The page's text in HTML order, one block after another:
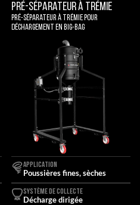
Pré-Séparateur À Trémie
Pré-séparateur à trémie pour
déchargement en big-bag
APPLICATION
Poussières fines, sèches
SYSTÈME DE COLLECTE
Décharge dirigée